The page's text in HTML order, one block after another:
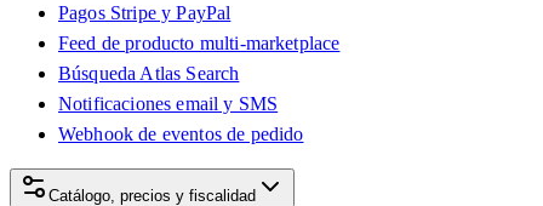
Pagos Stripe y PayPal
Feed de producto multi-marketplace
Búsqueda Atlas Search
Notificaciones email y SMS
Webhook de eventos de pedido
Catálogo, precios y fiscalidad